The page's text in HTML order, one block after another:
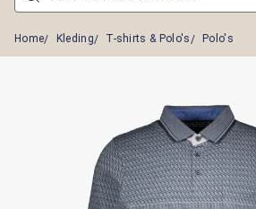
Home Kleding T-shirts & Polo's Polo's